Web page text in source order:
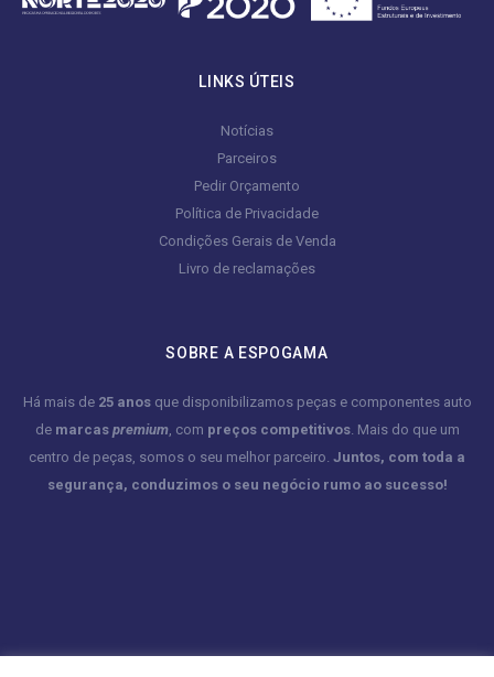
LINKS ÚTEIS
Notícias
Parceiros
Pedir Orçamento
Política de Privacidade
Condições Gerais de Venda
Livro de reclamações
SOBRE A ESPOGAMA
Há mais de 25 anosque disponibilizamos peças e componentes auto
de marcas premium, com preços competitivos. Mais do que um
centro de peças, somos o seu melhor parceiro. Juntos, com toda a
segurança, conduzimos o seu negócio rumo ao sucesso!